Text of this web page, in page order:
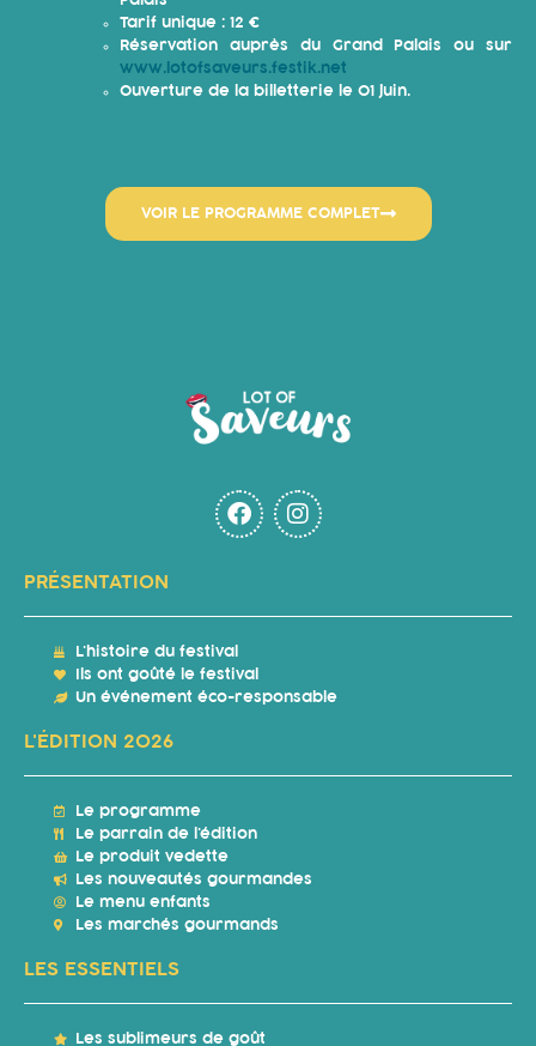
Tarif unique : 12 €
Réservation auprès du Grand Palais ou sur
www.lotofsaveurs.festik.net
Ouverture de la billetterie le 01 juin.
VOIR LE PROGRAMME COMPLET
PRÉSENTATION
L'histoire du festival
Ils ont goûté le festival
Un événement éco-responsable
L'ÉDITION 2026
Le programme
Le parrain de l'édition
Le produit vedette
Les nouveautés gourmandes
Le menu enfants
Les marchés gourmands
LES ESSENTIELS
Les sublimeurs de goût